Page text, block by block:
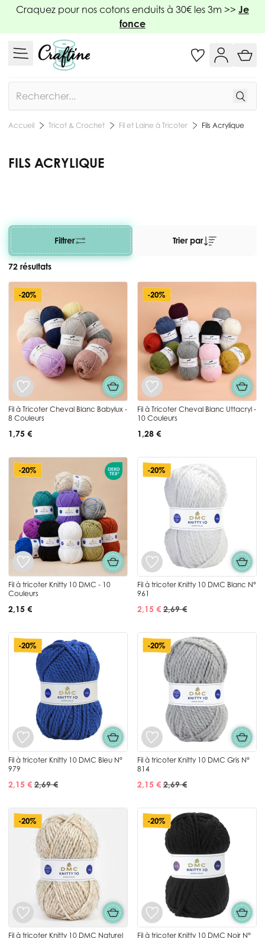
Allez au contenu
Craquez pour nos cotons enduits à 30€ les 3m >> Je
fonce
Accueil Tricot & Crochet Fil et Laine à Tricoter Fils Acrylique
FILS ACRYLIQUE
Filtrer
72 résultats
Trier par
-20%
Fil à Tricoter Cheval Blanc Babylux -
8 Couleurs
1,75 €
-20%
Fil à Tricoter Cheval Blanc Uttacryl -
10 Couleurs
1,28 €
-20%
Fil à tricoter Knitty 10 DMC - 10
Couleurs
2,15 €
-20%
Fil à tricoter Knitty 10 DMC Blanc N°
961
2,15 € 2,69 €
-20%
Fil à tricoter Knitty 10 DMC Bleu N°
979
2,15 € 2,69 €
-20%
Fil à tricoter Knitty 10 DMC Gris N°
814
2,15 € 2,69 €
-20%
Fil à tricoter Knitty 10 DMC Naturel
-20%
Fil à tricoter Knitty 10 DMC Noir N°